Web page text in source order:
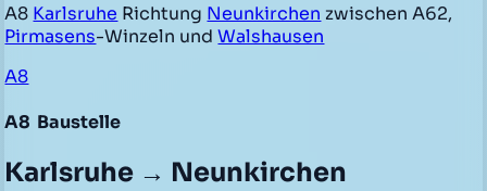
A8 Karlsruhe Richtung Neunkirchen zwischen A62,
Pirmasens-Winzeln undWalshausen
A8
A8 Baustelle
Karlsruhe → Neunkirchen